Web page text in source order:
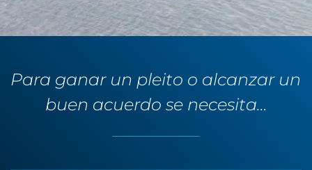
Para ganar un pleito o alcanzar un
buen acuerdo se necesita…